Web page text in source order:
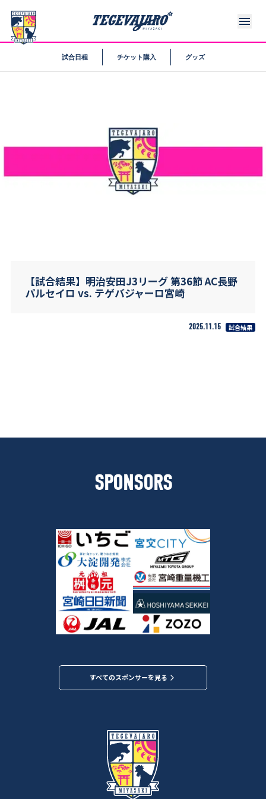
試合日程 チケット購入 グッズ
【試合結果】明治安田J3リーグ 第36節 AC長野
パルセイロ vs. テゲバジャーロ宮崎
2025.11.15 試合結果
SPONSORS
すべてのスポンサーを見る